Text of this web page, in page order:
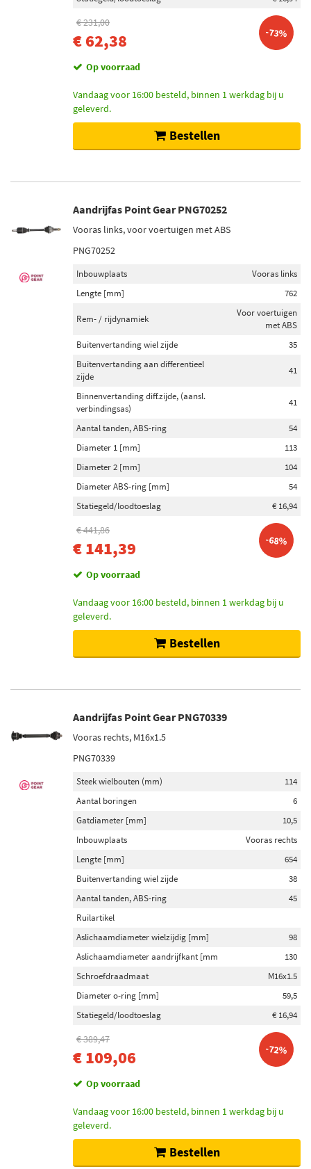
€ 231,00
€ 62,38 -73%
Op voorraad
Vandaag voor 16:00 besteld, binnen 1 werkdag bij u
geleverd.
Bestellen
Aandrijfas Point Gear PNG70252
Vooras links, voor voertuigen met ABS
PNG70252
Inbouwplaats
Vooras links
Lengte [mm]
762
Rem- / rijdynamiek
Voor voertuigen
met ABS
Buitenvertanding wiel zijde
35
Buitenvertanding aan differentieel
zijde
41
Binnenvertanding diff.zijde, (aansl.
verbindingsas)
41
Aantal tanden, ABS-ring
54
Diameter 1 [mm]
113
Diameter 2 [mm]
104
Diameter ABS-ring [mm]
54
Statiegeld/loodtoeslag
€ 16,94
€ 441,86
€ 141,39 -68%
Op voorraad
Vandaag voor 16:00 besteld, binnen 1 werkdag bij u
geleverd.
Bestellen
Aandrijfas Point Gear PNG70339
Vooras rechts, M16x1.5
PNG70339
Steek wielbouten (mm)
114
Aantal boringen
6
Gatdiameter [mm]
10,5
Inbouwplaats
Vooras rechts
Lengte [mm]
654
Buitenvertanding wiel zijde
38
Aantal tanden, ABS-ring
45
Ruilartikel
Aslichaamdiameter wielzijdig [mm]
98
Aslichaamdiameter aandrijfkant [mm
130
Schroefdraadmaat
M16x1.5
Diameter o-ring [mm]
59,5
Statiegeld/loodtoeslag
€ 16,94
€ 389,47
€ 109,06 -72%
Op voorraad
Vandaag voor 16:00 besteld, binnen 1 werkdag bij u
geleverd.
Bestellen